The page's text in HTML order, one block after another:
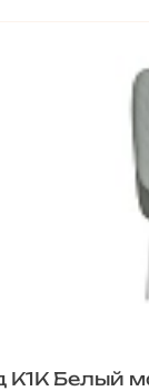
К1К Белый